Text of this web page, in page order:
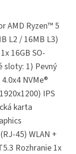
AMD Ryzen™ 5
L2 / 16MB L3)
16GB SO-
sloty: 1) Pevný
NVMe®
IPS
karta
45) WLAN +
Rozhranie 1x